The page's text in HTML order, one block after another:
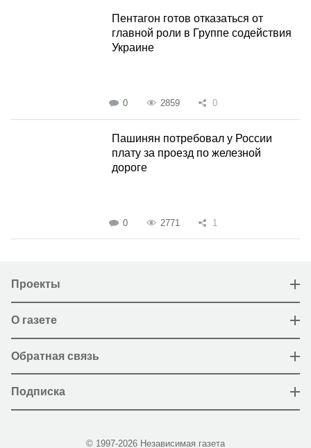
Пентагон готов отказаться от
главной роли в Группе содействия
Украине
0 2859 0
Пашинян потребовал у России
плату за проезд по железной
дороге
0 2771 1
Проекты
О газете
Обратная связь
Подписка
© 1997-2026 Независимая газета